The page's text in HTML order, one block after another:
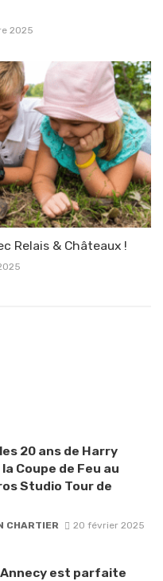
2025
Relais & Châteaux !
20 ans de Harry
Coupe de Feu au
Studio Tour de
CHARTIER 20 février 2025
est parfaite